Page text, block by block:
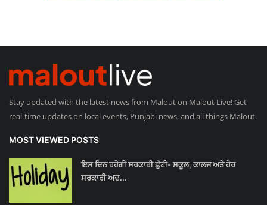
Stay updated with the latest news from Malout on Malout Live! Get
real-time updates on local events, Punjabi news, and all things Malout.
MOST VIEWED POSTS
ਇਸ ਦਿਨ ਰਹੇਗੀ ਸਰਕਾਰੀ ਛੁੱਟੀ- ਸਕੂਲ, ਕਾਲਜ ਅਤੇ ਹੋਰ
ਸਰਕਾਰੀ ਅਦ...